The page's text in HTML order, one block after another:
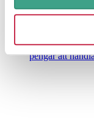
Varför har
hade Coop och
pengar att